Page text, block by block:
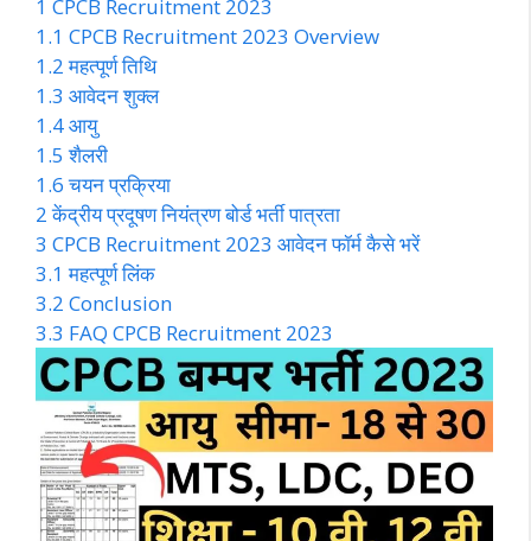
1 CPCB Recruitment 2023
1.1 CPCB Recruitment 2023 Overview
1.2 महत्पूर्ण तिथि
1.3 आवेदन शुक्ल
1.4आयु
1.5 शैलरी
1.6 चयन प्रक्रिया
2 केंद्रीय प्रदूषण नियंत्रण बोर्ड भर्ती पात्रता
3 CPCB Recruitment 2023 आवेदन फॉर्म कैसे भरें
3.1 महत्पूर्ण लिंक
3.2 Conclusion
3.3 FAQ CPCB Recruitment 2023